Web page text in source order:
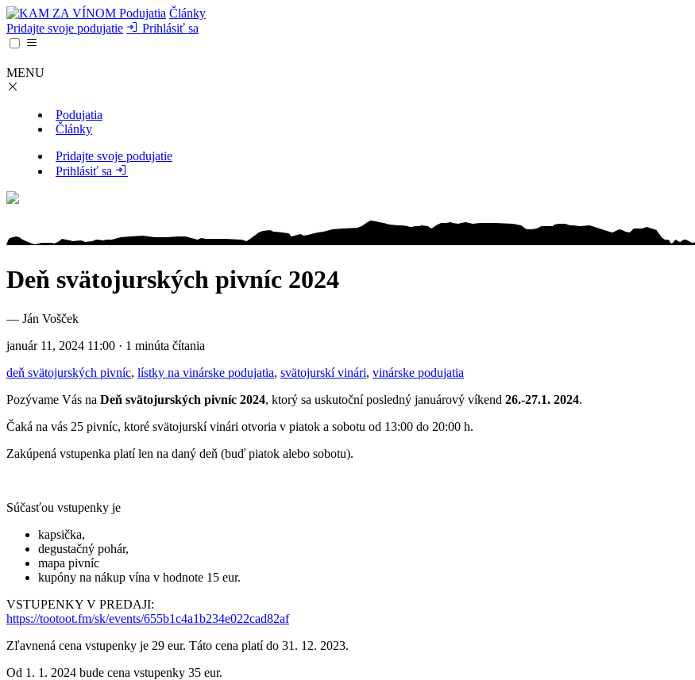
Podujatia Články
Pridajte svoje podujatie
Prihlásiť sa
MENU
Podujatia
Články
Pridajte svoje podujatie
Prihlásiť sa
Deň svätojurských pivníc 2024
— Ján Vošček
január 11, 2024 11:00 · 1 minúta čítania
deň svätojurských pivníc, lístky na vinárske podujatia, svätojurskí vinári, vinárske podujatia
Pozývame Vás na Deň svätojurských pivníc 2024, ktorý sa uskutoční posledný januárový víkend 26.-27.1. 2024.
Čaká na vás 25 pivníc, ktoré svätojurskí vinári otvoria v piatok a sobotu od 13:00 do 20:00 h.
Zakúpená vstupenka platí len na daný deň (buď piatok alebo sobotu).
Súčasťou vstupenky je
kapsička,
degustačný pohár,
mapa pivníc
kupóny na nákup vína v hodnote 15 eur.
VSTUPENKY V PREDAJI:
https://tootoot.fm/sk/events/655b1c4a1b234e022cad82af
Zľavnená cena vstupenky je 29 eur. Táto cena platí do 31. 12. 2023.
Od 1. 1. 2024 bude cena vstupenky 35 eur.